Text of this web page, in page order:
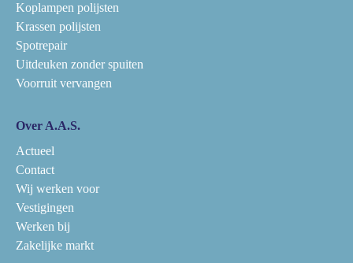
Koplampen polijsten
Krassen polijsten
Spotrepair
Uitdeuken zonder spuiten
Voorruit vervangen
Over A.A.S.
Actueel
Contact
Wij werken voor
Vestigingen
Werken bij
Zakelijke markt